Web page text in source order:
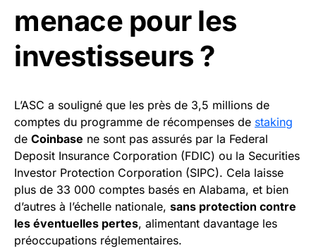
menace pour les
investisseurs ?
L’ASC a souligné que les près de 3,5 millions de
comptes du programme de récompenses de staking
de Coinbase ne sont pas assurés par la Federal
Deposit Insurance Corporation (FDIC) ou la Securities
Investor Protection Corporation (SIPC). Cela laisse
plus de 33 000 comptes basés en Alabama, et bien
d’autres à l’échelle nationale, sans protection contre
les éventuelles pertes, alimentant davantage les
préoccupations réglementaires.